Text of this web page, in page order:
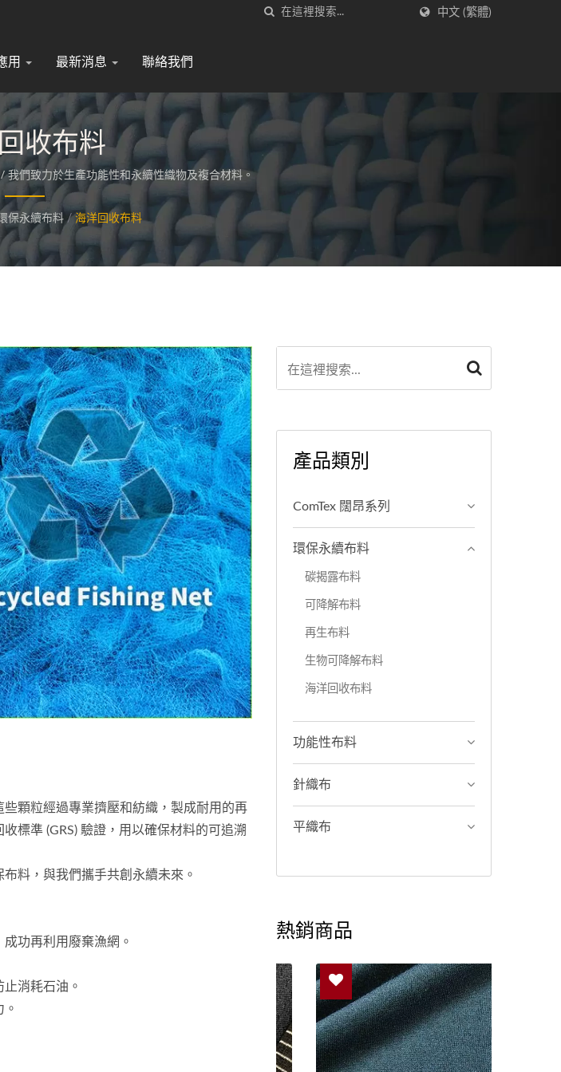
中文 (繁體)
用 最新消息 聯絡我們
收布料
我們致力於生產功能性和永續性織物及複合材料。
保永續布料 / 海洋回收布料
顆粒經過專業擠壓和紡織，製成耐用的再
標準 (GRS) 驗證，用以確保材料的可追溯
料，與我們攜手共創永續未來。
功再利用廢棄漁網。
消耗石油。
產品類別
ComTex 闊昂系列
環保永續布料
碳揭露布料
可降解布料
再生布料
生物可降解布料
海洋回收布料
功能性布料
針織布
平織布
熱銷商品